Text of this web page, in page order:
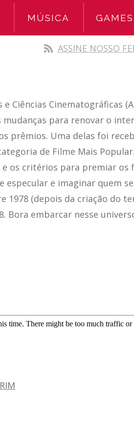
MÚSICA GAMES
ASSINE NOSSO
Ciências Cinematográficas
para renovar o
prêmios. Uma delas foi
de Filme Mais
os critérios para premiar os
especular e imaginar quem
1978 (depois da criação do
Bora embarcar nesse